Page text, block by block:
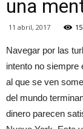
una
11 abril, 2017
Navegar por las
intento no siempre
al que se ven
del mundo
dinero parecen